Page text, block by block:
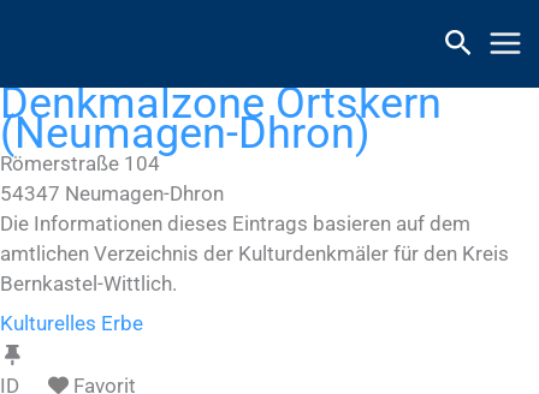
Denkmalzone Ortskern
(Neumagen-Dhron)
Römerstraße 104
54347 Neumagen-Dhron
Die Informationen dieses Eintrags basieren auf dem
amtlichen Verzeichnis der Kulturdenkmäler für den Kreis
Bernkastel-Wittlich.
Kulturelles Erbe
ID
Favorit